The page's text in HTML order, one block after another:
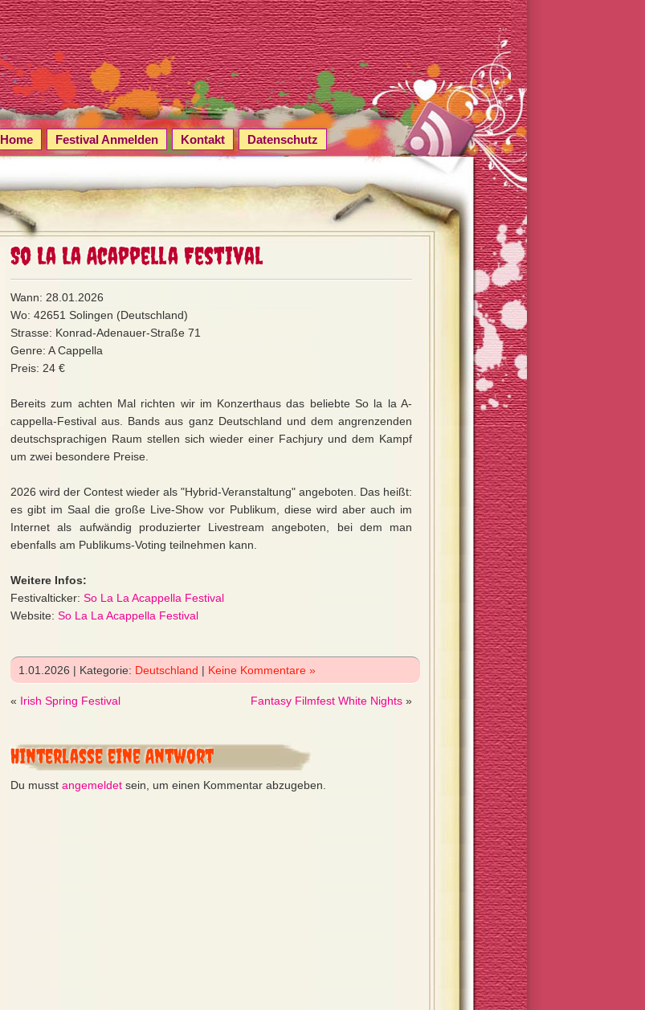
Home Festival Anmelden Kontakt Datenschutz
So La La Acappella Festival
Wann: 28.01.2026
Wo: 42651 Solingen (Deutschland)
Strasse: Konrad-Adenauer-Straße 71
Genre: A Cappella
Preis: 24 €
Bereits zum achten Mal richten wir im Konzerthaus das beliebte So la la A-
cappella-Festival aus. Bands aus ganz Deutschland und dem angrenzenden
deutschsprachigen Raum stellen sich wieder einer Fachjury und dem Kampf
um zwei besondere Preise.
2026 wird der Contest wieder als "Hybrid-Veranstaltung" angeboten. Das heißt:
es gibt im Saal die große Live-Show vor Publikum, diese wird aber auch im
Internet als aufwändig produzierter Livestream angeboten, bei dem man
ebenfalls am Publikums-Voting teilnehmen kann.
Weitere Infos:
Festivalticker: So La La Acappella Festival
Website: So La La Acappella Festival
1.01.2026 | Kategorie: Deutschland | Keine Kommentare »
« Irish Spring Festival Fantasy Filmfest White Nights »
Hinterlasse eine Antwort
Du musst angemeldet sein, um einen Kommentar abzugeben.